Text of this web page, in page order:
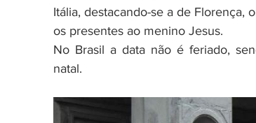
Itália, destacando-se a de Florença,
os presentes ao menino Jesus.
No Brasil a data não é feriado,
natal.